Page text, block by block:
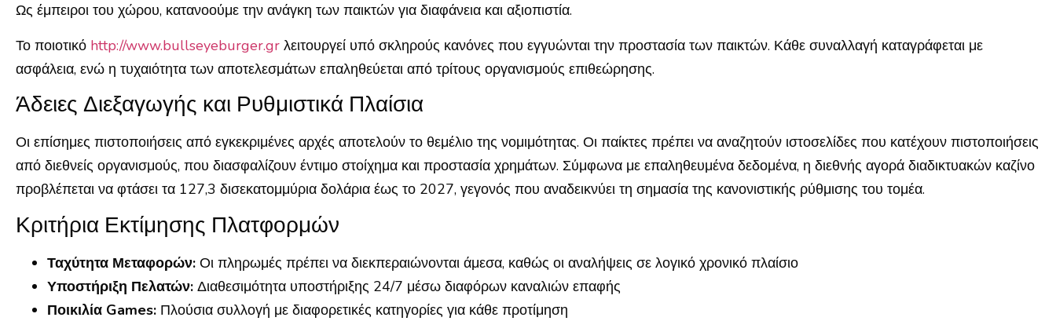
Ως έμπειροι του χώρου, κατανοούμε την ανάγκη των παικτών για διαφάνεια και αξιοπιστία.
Το ποιοτικό http://www.bullseyeburger.gr λειτουργεί υπό σκληρούς κανόνες που εγγυώνται την προστασία των παικτών. Κάθε συναλλαγή καταγράφεται με
ασφάλεια, ενώ η τυχαιότητα των αποτελεσμάτων επαληθεύεται από τρίτους οργανισμούς επιθεώρησης.
Άδειες Διεξαγωγής και Ρυθμιστικά Πλαίσια
Οι επίσημες πιστοποιήσεις από εγκεκριμένες αρχές αποτελούν το θεμέλιο της νομιμότητας. Οι παίκτες πρέπει να αναζητούν ιστοσελίδες που κατέχουν πιστοποιήσεις
από διεθνείς οργανισμούς, που διασφαλίζουν έντιμο στοίχημα και προστασία χρημάτων. Σύμφωνα με επαληθευμένα δεδομένα, η διεθνής αγορά διαδικτυακών καζίνο
προβλέπεται να φτάσει τα 127,3 δισεκατομμύρια δολάρια έως το 2027, γεγονός που αναδεικνύει τη σημασία της κανονιστικής ρύθμισης του τομέα.
Κριτήρια Εκτίμησης Πλατφορμών
Ταχύτητα Μεταφορών: Οι πληρωμές πρέπει να διεκπεραιώνονται άμεσα, καθώς οι αναλήψεις σε λογικό χρονικό πλαίσιο
Υποστήριξη Πελατών: Διαθεσιμότητα υποστήριξης 24/7 μέσω διαφόρων καναλιών επαφής
Ποικιλία Games: Πλούσια συλλογή με διαφορετικές κατηγορίες για κάθε προτίμηση